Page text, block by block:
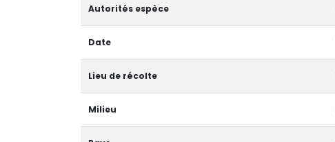
Autorités espèce
Date
Lieu de récolte
Milieu